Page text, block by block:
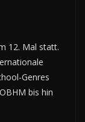
12. Mal statt.
Genres
bis hin